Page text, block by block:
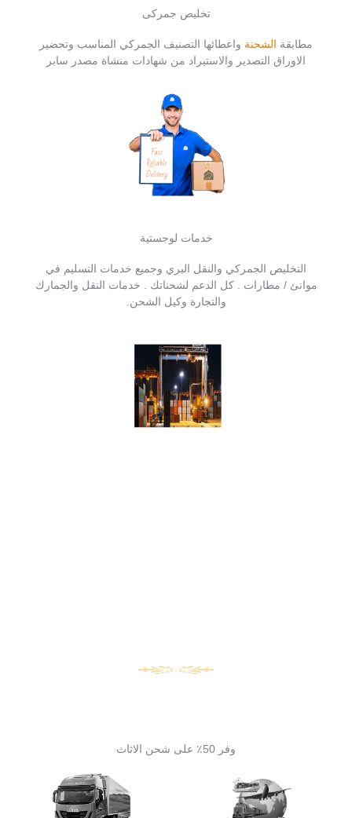
تخليص جمركى
مطابقة الشحنة واعطائها التصنيف الجمركي المناسب وتحضير
الاوراق التصدير والاستيراد من شهادات منشاة مصدر سابر
خدمات لوجستية
التخليص الجمركي والنقل البري وجميع خدمات التسليم في
موانئ / مطارات . كل الدعم لشحناتك . خدمات النقل والجمارك
والتجارة وكيل الشحن.
وفر 50٪ على شحن الاثاث